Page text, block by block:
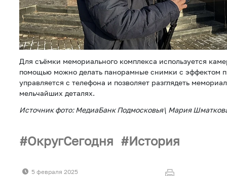
Для съёмки мемориального комплекса используется
помощью можно делать панорамные снимки с эффектом
управляется с телефона и позволяет разглядеть
мельчайших деталях.
Источник фото: МедиаБанк Подмосковья\ Мария
ОкругСегодня История
5 февраля 2025